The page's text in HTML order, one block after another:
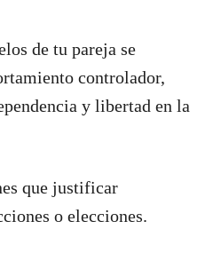
de tu pareja se
controlador,
y libertad en la
que justificar
o elecciones.